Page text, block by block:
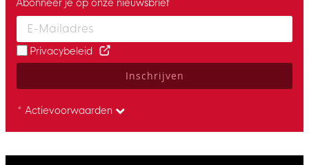
Enter your email and accept the privacy policy to subscribe to
Privacybeleid
Inschrijven
* Actievoorwaarden